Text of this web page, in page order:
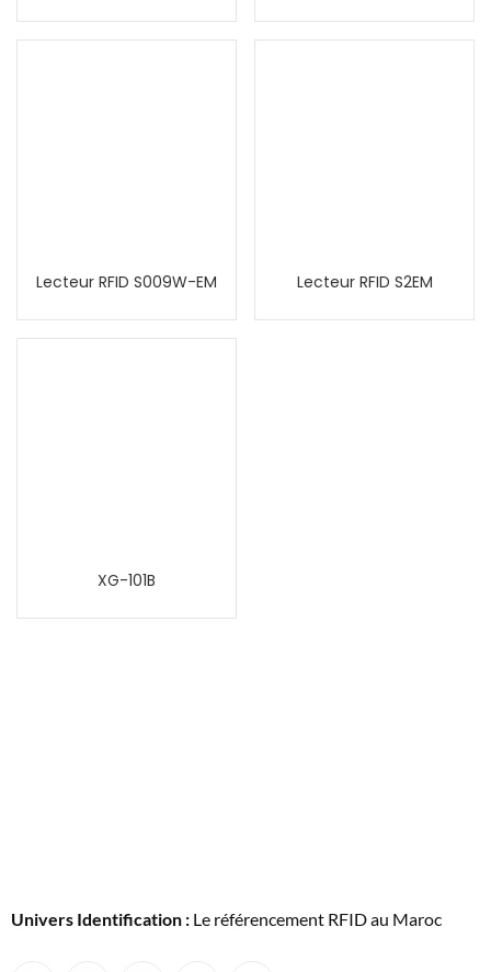
Lecteur RFID S009W-EM Lecteur RFID S2EM
XG-101B
Univers Identification : Le référencement RFID au Maroc